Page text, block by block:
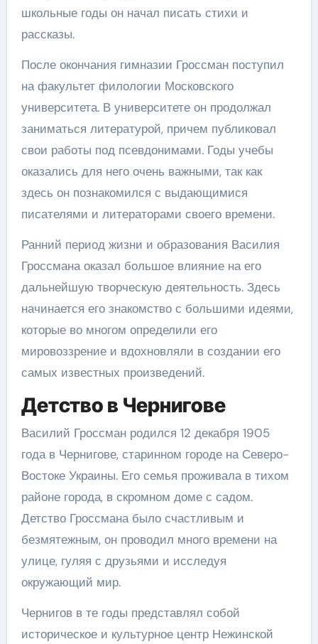
школьные годы он начал писать стихи и
рассказы.
После окончания гимназии Гроссман поступил
на факультет филологии Московского
университета. В университете он продолжал
заниматься литературой, причем публиковал
свои работы под псевдонимами. Годы учебы
оказались для него очень важными, так как
здесь он познакомился с выдающимися
писателями и литераторами своего времени.
Ранний период жизни и образования Василия
Гроссмана оказал большое влияние на его
дальнейшую творческую деятельность. Здесь
начинается его знакомство с большими идеями,
которые во многом определили его
мировоззрение и вдохновляли в создании его
самых известных произведений.
Детство в Чернигове
Василий Гроссман родился 12 декабря 1905
года в Чернигове, старинном городе на Северо-
Востоке Украины. Его семья проживала в тихом
районе города, в скромном доме с садом.
Детство Гроссмана было счастливым и
безмятежным, он проводил много времени на
улице, гуляя с друзьями и исследуя
окружающий мир.
Чернигов в те годы представлял собой
историческое и культурное центр Нежинской